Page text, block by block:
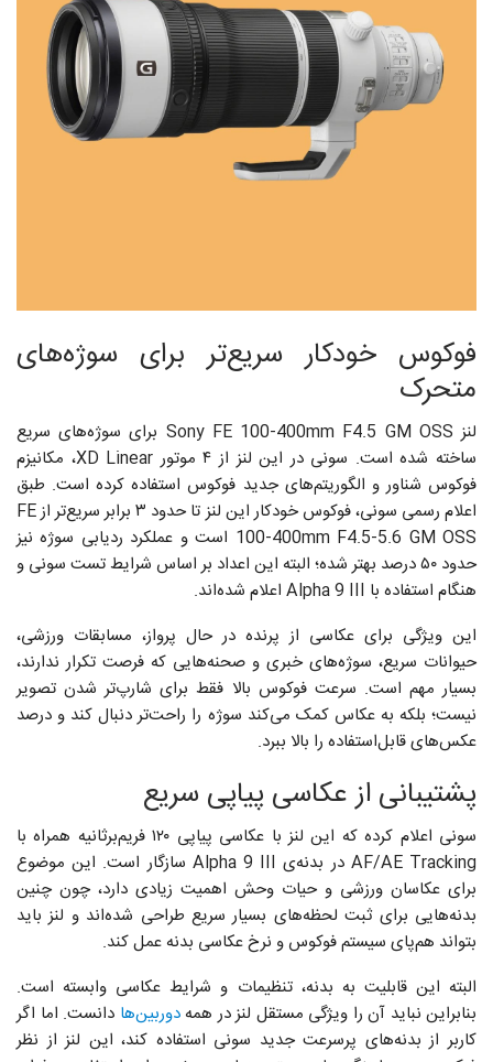
فوکوس خودکار سریع‌تر برای سوژه‌های
متحرک
لنز Sony FE 100-400mm F4.5 GM OSS برای سوژه‌های سریع
ساخته شده است. سونی در این لنز از ۴ موتور XD Linear، مکانیزم
فوکوس شناور و الگوریتم‌های جدید فوکوس استفاده کرده است. طبق
اعلام رسمی سونی، فوکوس خودکار این لنز تا حدود ۳ برابر سریع‌تر از FE
100-400mm F4.5-5.6 GM OSS است و عملکرد ردیابی سوژه نیز
حدود ۵۰ درصد بهتر شده؛ البته این اعداد بر اساس شرایط تست سونی و
هنگام استفاده با Alpha 9 III اعلام شده‌اند.
این ویژگی برای عکاسی از پرنده در حال پرواز، مسابقات ورزشی،
حیوانات سریع، سوژه‌های خبری و صحنه‌هایی که فرصت تکرار ندارند،
بسیار مهم است. سرعت فوکوس بالا فقط برای شارپ‌تر شدن تصویر
نیست؛ بلکه به عکاس کمک می‌کند سوژه را راحت‌تر دنبال کند و درصد
عکس‌های قابل‌استفاده را بالا ببرد.
پشتیبانی از عکاسی پیاپی سریع
سونی اعلام کرده که این لنز با عکاسی پیاپی ۱۲۰ فریم‌برثانیه همراه با
AF/AE Tracking در بدنه‌ی Alpha 9 III سازگار است. این موضوع
برای عکاسان ورزشی و حیات وحش اهمیت زیادی دارد، چون چنین
بدنه‌هایی برای ثبت لحظه‌های بسیار سریع طراحی شده‌اند و لنز باید
بتواند هم‌پای سیستم فوکوس و نرخ عکاسی بدنه عمل کند.
البته این قابلیت به بدنه، تنظیمات و شرایط عکاسی وابسته است.
بنابراین نباید آن را ویژگی مستقل لنز در همه‌دوربین‌ها دانست. اما اگر
کاربر از بدنه‌های پرسرعت جدید سونی استفاده کند، این لنز از نظر